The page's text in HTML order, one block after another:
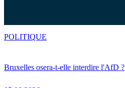
Bruxelles osera-t-elle interdire l'AfD ?
POLITIQUE